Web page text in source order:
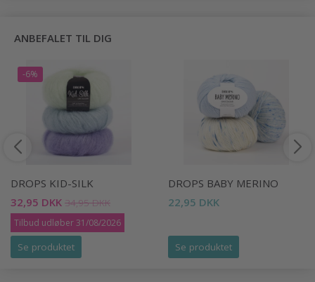
ANBEFALET TIL DIG
-6%
DROPS KID-SILK
32,95 DKK 34,95 DKK
Tilbud udløber 31/08/2026
Se produktet
DROPS BABY MERINO
22,95 DKK
Se produktet